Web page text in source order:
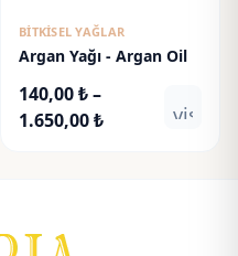
BITKISEL YAĞLAR
Argan Yağı - Argan Oil
140,00₺–
1.650,00₺Fiyat